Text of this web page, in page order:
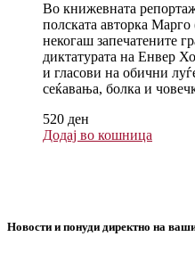
Во книжевната
полската авторка
некогаш запечатените
диктатурата на Енвер
и гласови на обични
сеќавања, болка и
520 ден
Додај во кошница
Новости и понуди директно на